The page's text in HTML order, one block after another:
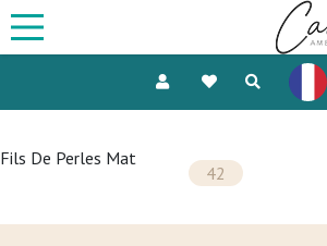
Fils De Perles Mat
42